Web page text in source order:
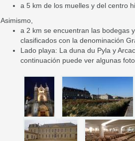
a 5 km de los muelles y del centro
Asimismo,
a 2 km se encuentran las bodegas
clasificados con la denominación
Lado playa: La duna du Pyla y
continuación puede ver algunas